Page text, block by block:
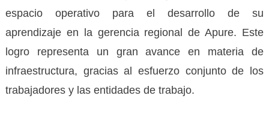
espacio operativo para el desarrollo de su
aprendizaje en la gerencia regional de Apure. Este
logro representa un gran avance en materia de
infraestructura, gracias al esfuerzo conjunto de los
trabajadores y las entidades de trabajo.